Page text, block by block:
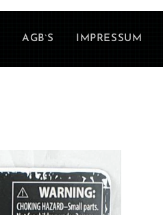
AGB`S IMPRESSUM